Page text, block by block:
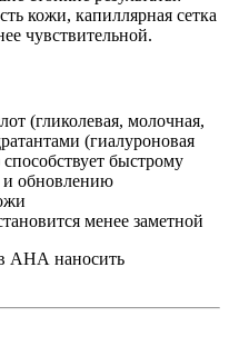
кожи, капиллярная сетка
чувствительной.
(гликолевая, молочная,
(гиалуроновая
быстрому
обновлению
менее заметной
АНА наносить